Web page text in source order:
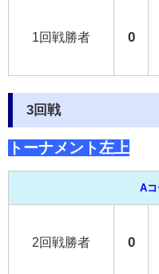
1回戦勝者 0
3回戦
トーナメント左上
Aコ
2回戦勝者 0